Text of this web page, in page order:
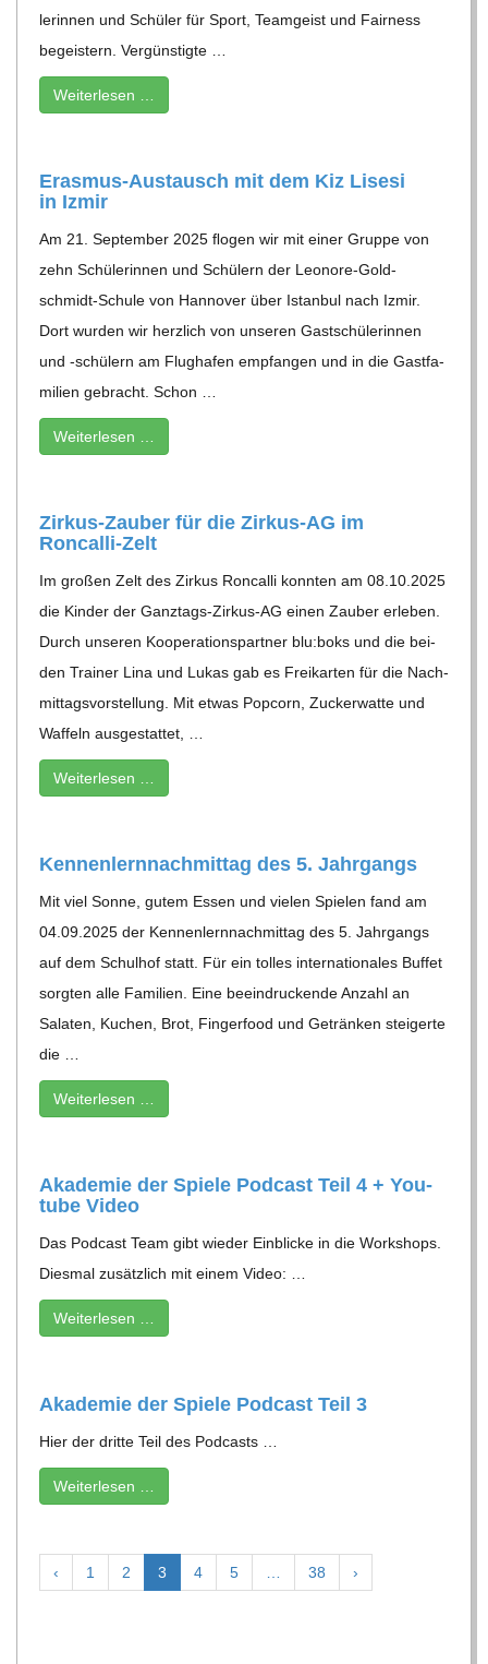
le­rin­nen und Schü­ler für Sport, Team­geist und Fair­ness
begeis­tern. Ver­güns­tigte …
Wei­ter­le­sen …
Eras­­mus-Aus­­­tausch mit dem Kiz Lisesi
in Izmir
Am 21. Sep­tem­ber 2025 ﬂogen wir mit einer Gruppe von
zehn Schü­le­rin­nen und Schü­lern der Leo­nore-Gold­
schmidt-Schule von Han­no­ver über Istan­bul nach Izmir.
Dort wur­den wir herz­lich von unse­ren Gast­schü­le­rin­nen
und ‑schü­lern am Flug­ha­fen emp­fan­gen und in die Gast­fa­
mi­lien gebracht. Schon …
Wei­ter­le­sen …
Zir­­kus-Zau­­ber für die Zir­­kus-AG im
Roncalli-Zelt
Im gro­ßen Zelt des Zir­kus Ron­calli konn­ten am 08.10.2025
die Kin­der der Ganz­tags-Zir­kus-AG einen Zau­ber erle­ben.
Durch unse­ren Koope­ra­ti­ons­part­ner blu:boks und die bei­
den Trai­ner Lina und Lukas gab es Frei­kar­ten für die Nach­
mit­tags­vor­stel­lung. Mit etwas Pop­corn, Zucker­watte und
Waf­feln aus­ge­stat­tet, …
Wei­ter­le­sen …
Ken­nen­lern­nach­mit­tag des 5. Jahrgangs
Mit viel Sonne, gutem Essen und vie­len Spie­len fand am
04.09.2025 der Ken­nen­lern­nach­mit­tag des 5. Jahr­gangs
auf dem Schul­hof statt. Für ein tol­les inter­na­tio­na­les Buf­fet
sorg­ten alle Fami­lien. Eine beein­dru­ckende Anzahl an
Sala­ten, Kuchen, Brot, Fin­ger­food und Geträn­ken stei­gerte
die …
Wei­ter­le­sen …
Aka­de­mie der Spiele Pod­cast Teil 4 + You­
tube Video
Das Pod­cast Team gibt wie­der Ein­bli­cke in die Work­shops.
Dies­mal zusätz­lich mit einem Video: …
Wei­ter­le­sen …
Aka­de­mie der Spiele Pod­cast Teil 3
Hier der dritte Teil des Pod­casts …
Wei­ter­le­sen …
‹ 1 2 3 4 5 38 ›